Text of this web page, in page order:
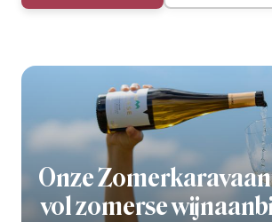
Onze
vol zomerse